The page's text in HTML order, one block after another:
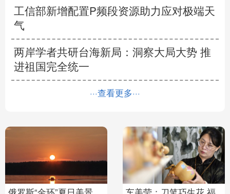
工信部新增配置P频段资源助力应对极端天
气
两岸学者共研台海新局：洞察大局大势 推
进祖国完全统一
···查看更多···